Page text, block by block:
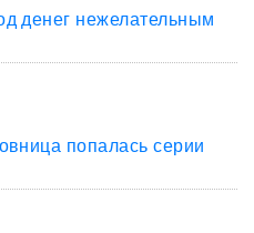
денег нежелательным
попалась серии